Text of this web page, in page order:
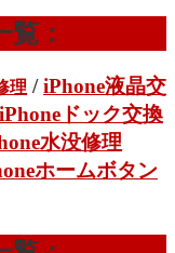
：
理 /iPhone液晶交
iPhoneドック交換
水没修理
ホームボタン